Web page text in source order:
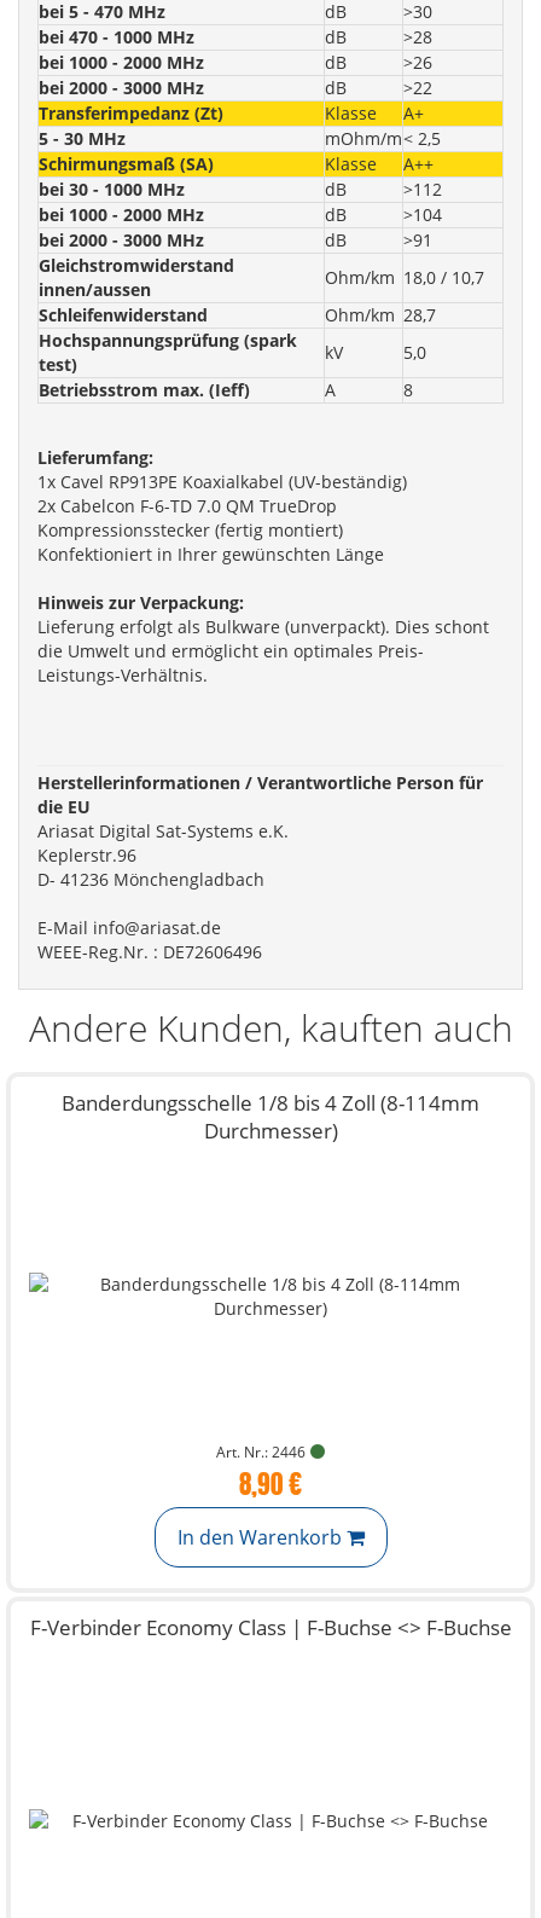
bei 5 - 470 MHz dB
>30
bei 470 - 1000 MHz
dB
>28
bei 1000 - 2000 MHz
dB
>26
bei 2000 - 3000 MHz
dB
>22
Transferimpedanz (Zt)
Klasse
A+
5 - 30 MHz
mOhm/m< 2,5
Schirmungsmaß (SA)
Klasse
A++
bei 30 - 1000 MHz
dB
>112
bei 1000 - 2000 MHz
dB
>104
bei 2000 - 3000 MHz
dB
>91
Gleichstromwiderstand
innen/aussen
Ohm/km 18,0 / 10,7
Schleifenwiderstand
Ohm/km 28,7
Hochspannungsprüfung (spark
test)
kV
5,0
Betriebsstrom max. (Ieff)
A 8
Lieferumfang:
1x Cavel RP913PE Koaxialkabel (UV-beständig)
2x Cabelcon F-6-TD 7.0 QM TrueDrop
Kompressionsstecker (fertig montiert)
Konfektioniert in Ihrer gewünschten Länge
Hinweis zur Verpackung:
Lieferung erfolgt als Bulkware (unverpackt). Dies schont
die Umwelt und ermöglicht ein optimales Preis-
Leistungs-Verhältnis.
Herstellerinformationen / Verantwortliche Person für
die EU
Ariasat Digital Sat-Systems e.K.
Keplerstr.96
D- 41236 Mönchengladbach
E-Mail info@ariasat.de
WEEE-Reg.Nr. : DE72606496
Andere Kunden, kauften auch
Banderdungsschelle 1/8 bis 4 Zoll (8-114mm
Durchmesser)
Art. Nr.: 2446
8,90 €
In den Warenkorb
F-Verbinder Economy Class | F-Buchse <> F-Buchse